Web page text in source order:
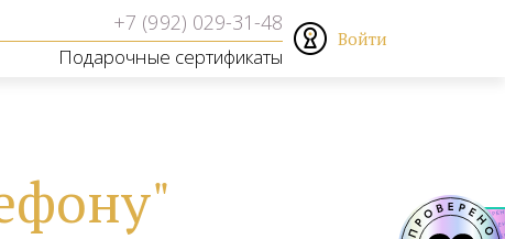
Подарочные сертификаты
Войти